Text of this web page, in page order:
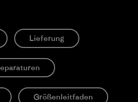
Lieferung
Größenleitfaden